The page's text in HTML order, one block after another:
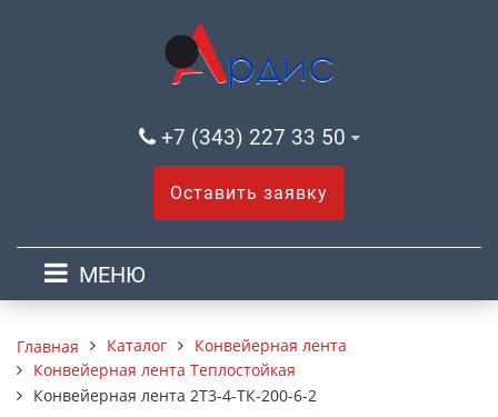
+7 (343) 227 33 50
Оставить заявку
МЕНЮ
Главная Каталог
Конвейерная лента
Конвейерная лента Теплостойкая
Конвейерная лента 2Т3-4-ТК-200-6-2